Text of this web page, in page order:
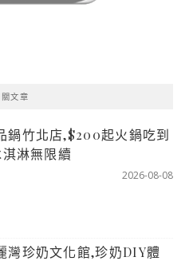
文章
鍋竹北店,$200起火鍋吃到
淋無限續
2026-08-08
灣珍奶文化館,珍奶DIY體